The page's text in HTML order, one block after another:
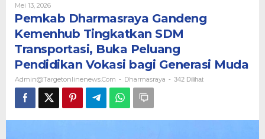
Tingkatkan
SDM
Transportasi,
Buka
Peluang
Pendidikan
Vokasi
bagi
Generasi
Mei 13, 2026Oleh
Admin@targetonlinenews.com
Pemkab Dharmasraya Gandeng
Kemenhub Tingkatkan SDM
Transportasi, Buka Peluang
Pendidikan Vokasi bagi Generasi Muda
Admin@targetonlinenews.com - Dharmasraya - 342 Dilihat